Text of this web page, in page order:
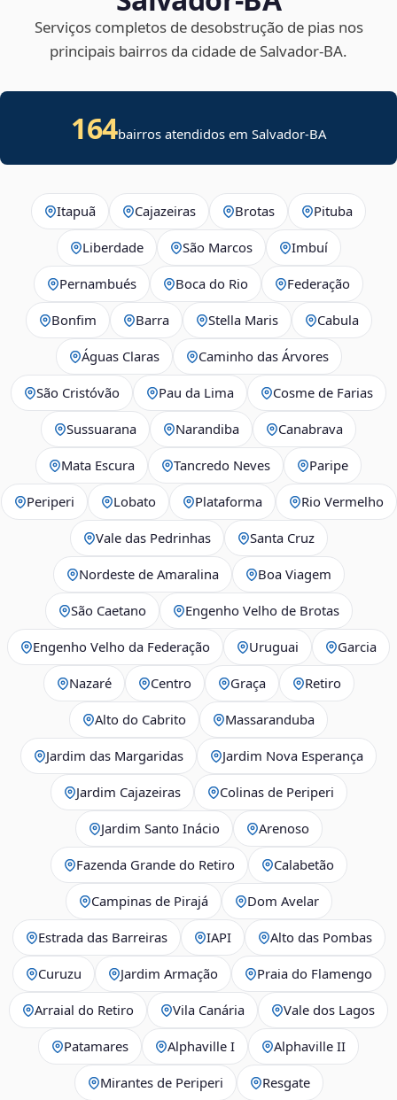
Serviços completos de desobstrução de pias nos
principais bairros da cidade de Salvador‑BA.
164bairros atendidos em Salvador-BA
Itapuã Cajazeiras Brotas Pituba
Liberdade São Marcos Imbuí
Pernambués Boca do Rio Federação
Bonfim Barra Stella Maris Cabula
Águas Claras Caminho das Árvores
São Cristóvão Pau da Lima Cosme de Farias
Sussuarana Narandiba Canabrava
Mata Escura Tancredo Neves Paripe
Periperi Lobato Plataforma Rio Vermelho
Vale das Pedrinhas Santa Cruz
Nordeste de Amaralina Boa Viagem
São Caetano Engenho Velho de Brotas
Engenho Velho da Federação Uruguai Garcia
Nazaré Centro Graça Retiro
Alto do Cabrito Massaranduba
Jardim das Margaridas Jardim Nova Esperança
Jardim Cajazeiras Colinas de Periperi
Jardim Santo Inácio Arenoso
Fazenda Grande do Retiro Calabetão
Campinas de Pirajá Dom Avelar
Estrada das Barreiras IAPI Alto das Pombas
Curuzu Jardim Armação Praia do Flamengo
Arraial do Retiro Vila Canária Vale dos Lagos
Patamares Alphaville I Alphaville II
Mirantes de Periperi Resgate